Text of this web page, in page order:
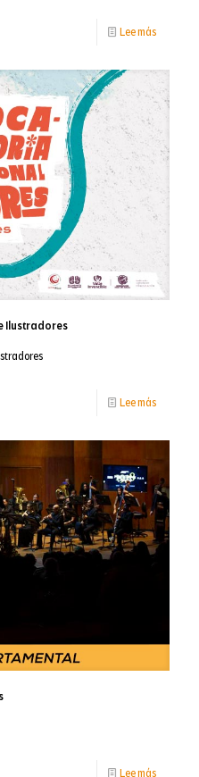
Lee más-
Primeros
Auxilios
Ilustradores
Lee más-
de
Lee más-